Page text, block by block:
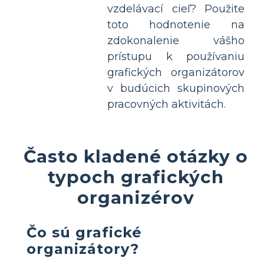
vzdelávací cieľ? Použite
toto hodnotenie na
zdokonalenie vášho
prístupu k používaniu
grafických organizátorov
v budúcich skupinových
pracovných aktivitách.
Často kladené otázky o
typoch grafických
organizérov
Čo sú grafické
organizátory?